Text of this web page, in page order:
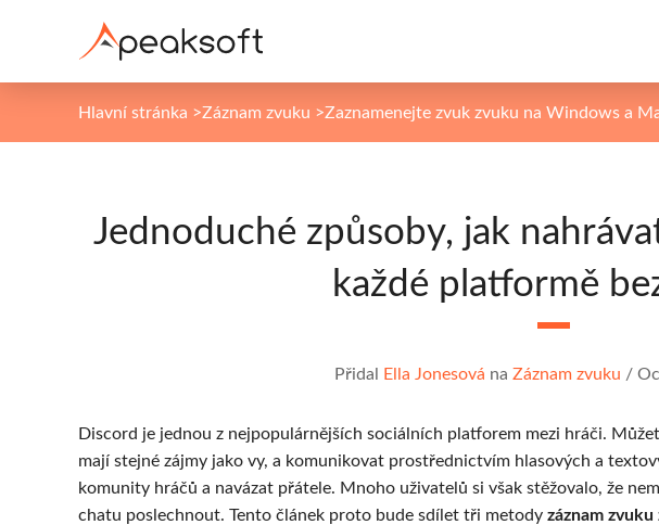
Hlavní stránka >Záznam zvuku >Zaznamenejte zvuk zvuku na Windows a
Jednoduché způsoby, jak
každé platformě
Přidal Ella Jonesová na Záznam zvuku /
Discord je jednou z nejpopulárnějších sociálních platforem mezi hráči.
mají stejné zájmy jako vy, a komunikovat prostřednictvím hlasových a
komunity hráčů a navázat přátele. Mnoho uživatelů si však stěžovalo, že
chatu poslechnout. Tento článek proto bude sdílet tři metody záznam zvuku